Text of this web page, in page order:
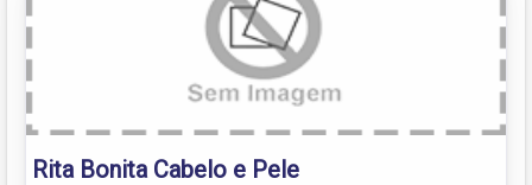
Rita Bonita Cabelo e Pele